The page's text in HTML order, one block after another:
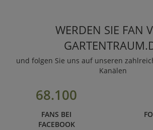
WERDEN SIE FAN
und folgen Sie uns auf unseren
Kanälen
68.100
FANS BEI
FACEBOOK